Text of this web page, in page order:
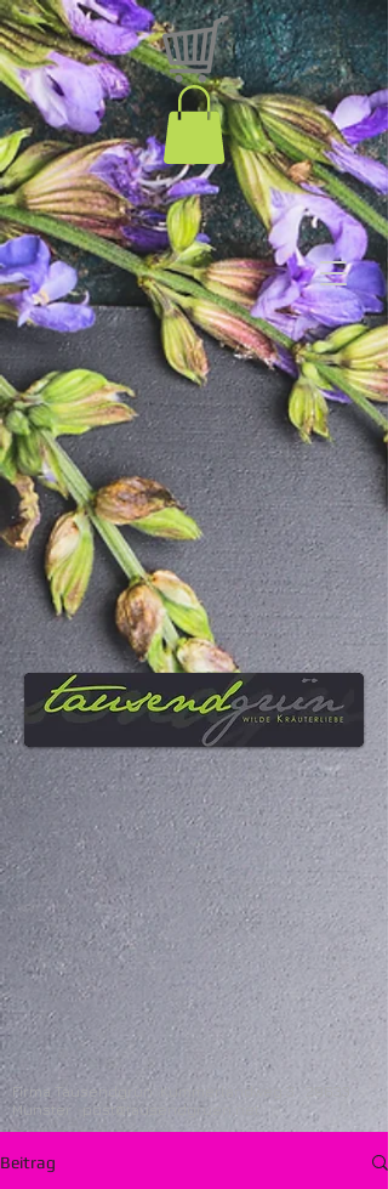
Firma Tausendgrün Kummerlandweg 3 29633
Munster
post@tausendgruen.net
Beitrag